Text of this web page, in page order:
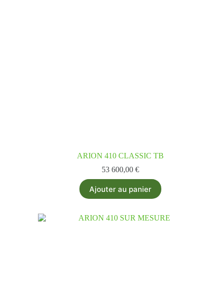
ARION 410 CLASSIC TB
53 600,00 €
Ajouter au panier